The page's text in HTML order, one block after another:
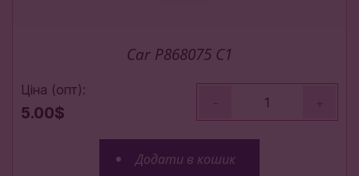
Car P868075 C1
Ціна (опт):
5.00$
- +
Додати в кошик